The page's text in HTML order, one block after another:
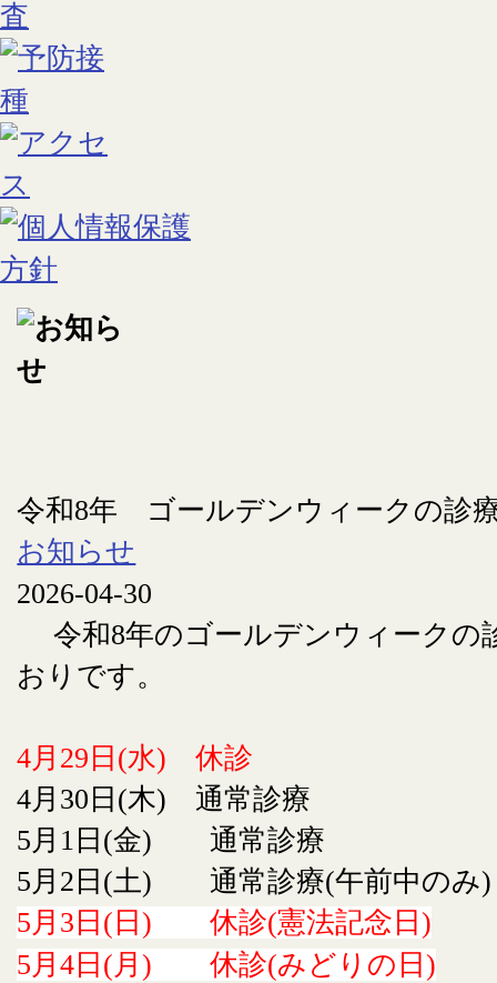
令和8年 ゴールデンウィークの診
お知らせ
2026-04-30
令和8年のゴールデンウィークの
おりです。
4月29日(水) 休診
4月30日(木) 通常診療
5月1日(金) 通常診療
5月2日(土) 通常診療(午前中のみ)
5月3日(日) 休診(憲法記念日)
5月4日(月) 休診(みどりの日)